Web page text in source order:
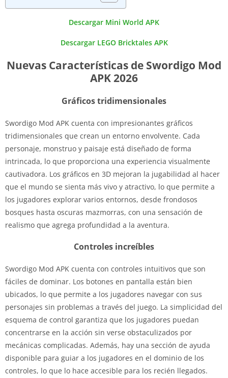
Descargar Mini World APK
Descargar LEGO Bricktales APK
Nuevas Características de Swordigo Mod
APK 2026
Gráficos tridimensionales
Swordigo Mod APK cuenta con impresionantes gráficos
tridimensionales que crean un entorno envolvente. Cada
personaje, monstruo y paisaje está diseñado de forma
intrincada, lo que proporciona una experiencia visualmente
cautivadora. Los gráficos en 3D mejoran la jugabilidad al hacer
que el mundo se sienta más vivo y atractivo, lo que permite a
los jugadores explorar varios entornos, desde frondosos
bosques hasta oscuras mazmorras, con una sensación de
realismo que agrega profundidad a la aventura.
Controles increíbles
Swordigo Mod APK cuenta con controles intuitivos que son
fáciles de dominar. Los botones en pantalla están bien
ubicados, lo que permite a los jugadores navegar con sus
personajes sin problemas a través del juego. La simplicidad del
esquema de control garantiza que los jugadores puedan
concentrarse en la acción sin verse obstaculizados por
mecánicas complicadas. Además, hay una sección de ayuda
disponible para guiar a los jugadores en el dominio de los
controles, lo que lo hace accesible para los recién llegados.